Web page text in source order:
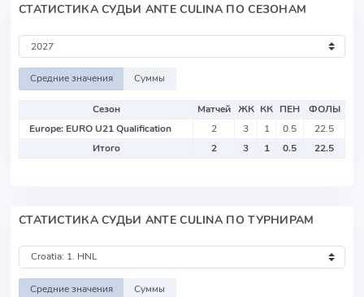
СТАТИСТИКА СУДЬИ ANTE CULINA ПО СЕЗОНАМ
Средние значения Суммы
Сезон Матчей ЖК КК ПЕН
ФОЛЫ
Europe: EURO U21 Qualification
2 3 1 0.5
22.5
Итого
2 3 1 0.5 22.5
СТАТИСТИКА СУДЬИ ANTE CULINA ПО ТУРНИРАМ
Средние значения Суммы